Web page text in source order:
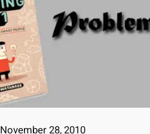
November 28, 2010